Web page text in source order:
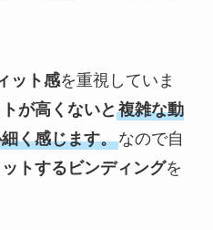
ット感を重視していま
が高くないと 複雑な動
く感じます。なので自
トするビンディングを